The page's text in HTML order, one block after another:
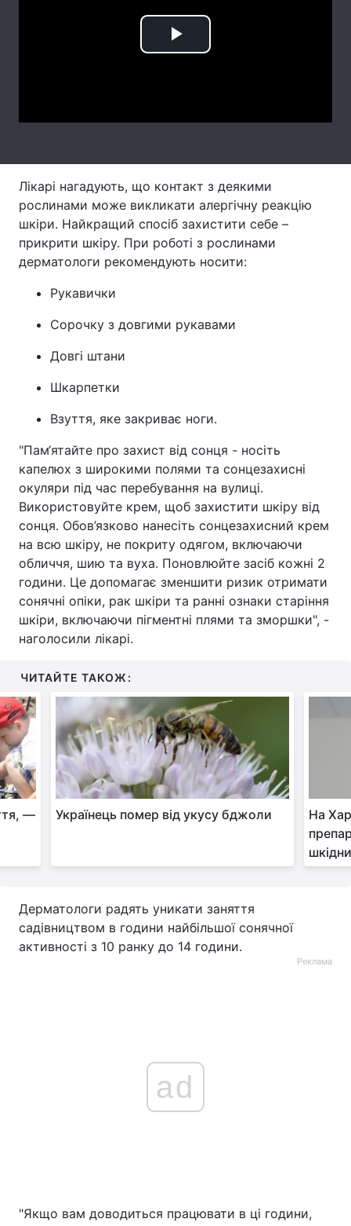
Тема оформлення
Play
Лікарі нагадують, що контакт з деякими
рослинами може викликати алергічну реакцію
шкіри. Найкращий спосіб захистити себе –
прикрити шкіру. При роботі з рослинами
дерматологи рекомендують носити:
Рукавички
Сорочку з довгими рукавами
Довгі штани
Шкарпетки
Взуття, яке закриває ноги.
"Пам‘ятайте про захист від сонця - носіть
капелюх з широкими полями та сонцезахисні
окуляри під час перебування на вулиці.
Використовуйте крем, щоб захистити шкіру від
сонця. Обов’язково нанесіть сонцезахисний крем
на всю шкіру, не покриту одягом, включаючи
обличчя, шию та вуха. Поновлюйте засіб кожні 2
години. Це допомагає зменшити ризик отримати
сонячні опіки, рак шкіри та ранні ознаки старіння
шкіри, включаючи пігментні плями та зморшки", -
наголосили лікарі.
ЧИТАЙТЕ ТАКОЖ:
— Українець помер від укусу бджоли
На
Дерматологи радять уникати заняття
садівництвом в години найбільшої сонячної
активності з 10 ранку до 14 години. ⠀
Реклама
ad
"Якщо вам доводиться працювати в ці години,